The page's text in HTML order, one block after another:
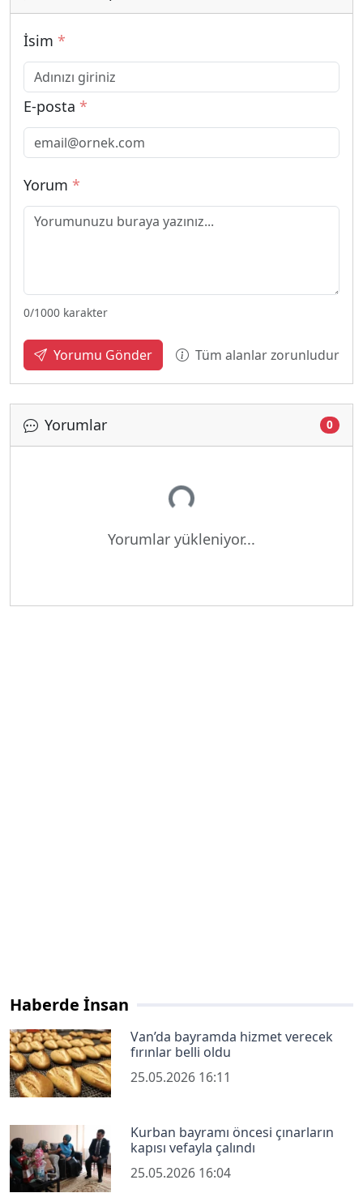
İsim *
E-posta *
Yorum *
0/1000 karakter
Yorumu Gönder Tüm alanlar zorunludur
Yorumlar 0
Yükleniyor...
Yorumlar yükleniyor...
Haberde İnsan
Van’da bayramda hizmet verecek
fırınlar belli oldu
25.05.2026 16:11
Kurban bayramı öncesi çınarların
kapısı vefayla çalındı
25.05.2026 16:04